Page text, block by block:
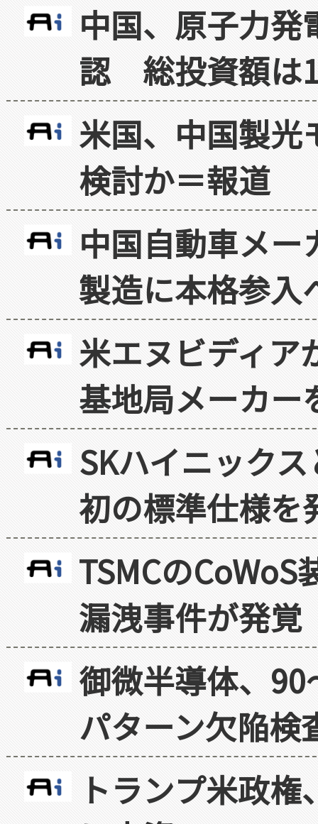
中国、原子力
認 総投資額は
米国、中国製光
検討か＝報道
中国自動車メ
製造に本格参入
米エヌビディア
基地局メーカー
SKハイニック
初の標準仕様を
TSMCの
漏洩事件が発覚
御微半導体、
パターン欠陥検
トランプ米政